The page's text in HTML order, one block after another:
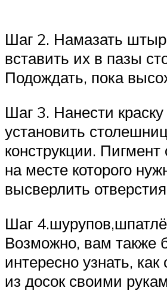
Шаг 2. Намазать
вставить их в пазы
Подождать, пока
Шаг 3. Нанести
установить
конструкции. Пигмент
на месте которого
высверлить
Шаг
Возможно, вам также
интересно узнать, как
из досок своими